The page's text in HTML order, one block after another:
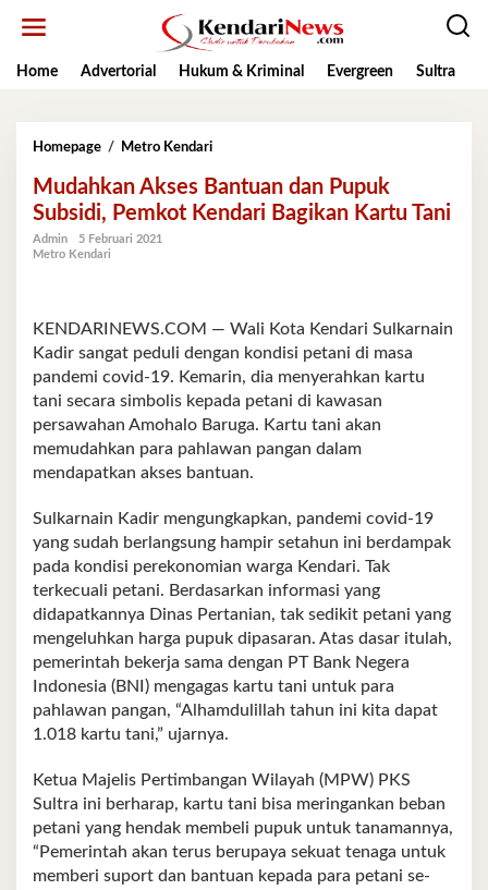
Home
Advertorial Hukum & Kriminal Evergreen Sultra
Homepage / Metro KendariMudahkan
Bantuan
dan
Pupuk
Kartu
Mudahkan Akses Bantuan dan Pupuk
Subsidi, Pemkot Kendari Bagikan Kartu Tani
Admin
5 Februari 2021
Metro Kendari
KENDARINEWS.COM — Wali Kota Kendari Sulkarnain
Kadir sangat peduli dengan kondisi petani di masa
pandemi covid-19. Kemarin, dia menyerahkan kartu
tani secara simbolis kepada petani di kawasan
persawahan Amohalo Baruga. Kartu tani akan
memudahkan para pahlawan pangan dalam
mendapatkan akses bantuan.
Sulkarnain Kadir mengungkapkan, pandemi covid-19
yang sudah berlangsung hampir setahun ini berdampak
pada kondisi perekonomian warga Kendari. Tak
terkecuali petani. Berdasarkan informasi yang
didapatkannya Dinas Pertanian, tak sedikit petani yang
mengeluhkan harga pupuk dipasaran. Atas dasar itulah,
pemerintah bekerja sama dengan PT Bank Negera
Indonesia (BNI) mengagas kartu tani untuk para
pahlawan pangan, “Alhamdulillah tahun ini kita dapat
1.018 kartu tani,” ujarnya.
Ketua Majelis Pertimbangan Wilayah (MPW) PKS
Sultra ini berharap, kartu tani bisa meringankan beban
petani yang hendak membeli pupuk untuk tanamannya,
“Pemerintah akan terus berupaya sekuat tenaga untuk
memberi suport dan bantuan kepada para petani se-